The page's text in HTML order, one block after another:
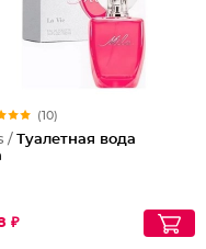
(10)
/ Туалетная вода
₽